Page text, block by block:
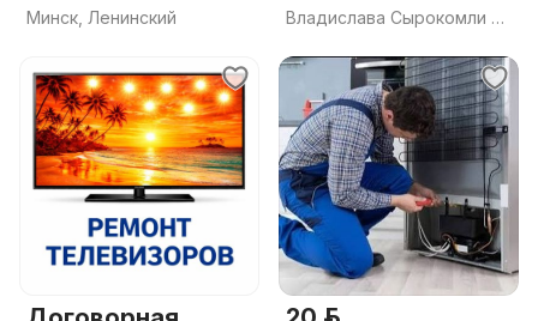
Минск, Ленинский
Владислава Сырокомли ул, 34, Минск